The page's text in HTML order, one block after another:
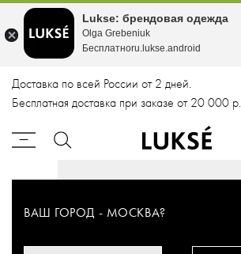
Доставка по всей России от 2 дней.
Бесплатная доставка при заказе от 20 000 р.
ВАШ ГОРОД - МОСКВА?
Lukse: брендовая одежда
Olga Grebeniuk
Бесплатноru.lukse.android